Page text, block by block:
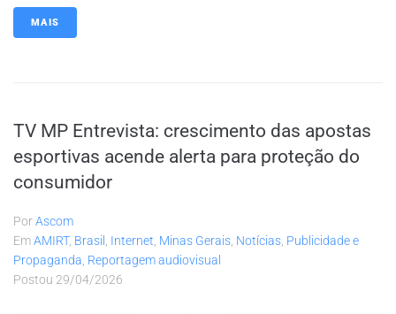
MAIS
TV MP Entrevista: crescimento das apostas
esportivas acende alerta para proteção do
consumidor
PorAscom
EmAMIRT, Brasil Internet Minas Gerais Notícias Publicidade e
Propaganda Reportagem audiovisual
Postou 29/04/2026